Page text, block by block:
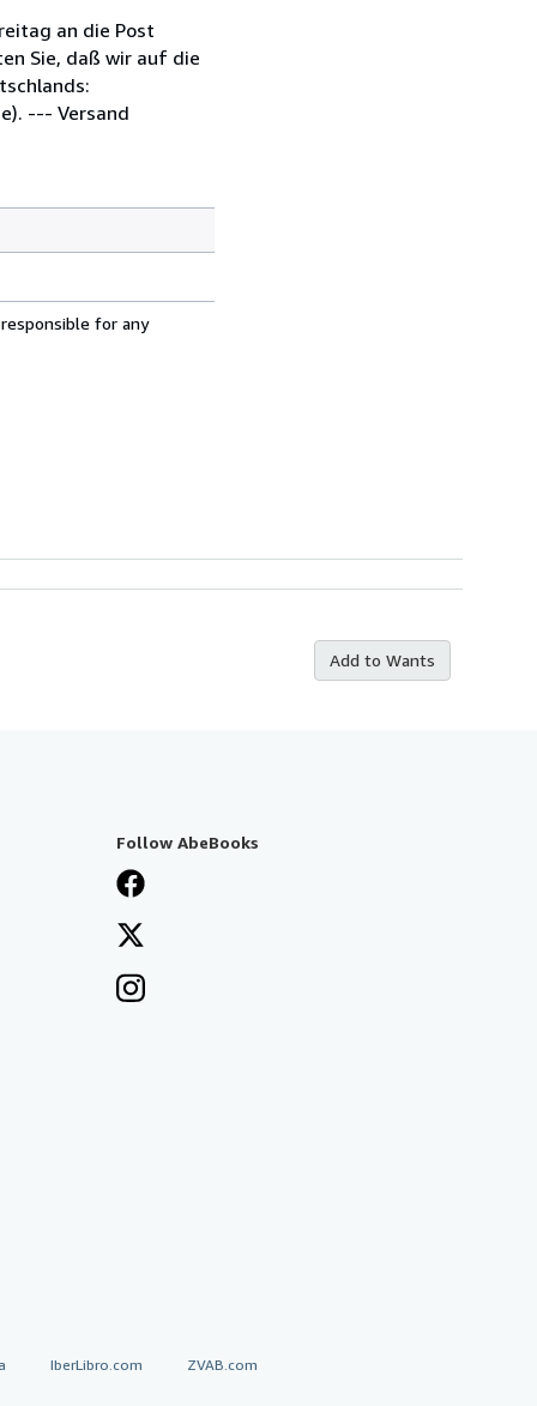
an die Post
Sie, daß wir auf die
--- Versand
for any
Add to Wants
Follow AbeBooks
IberLibro.com ZVAB.com